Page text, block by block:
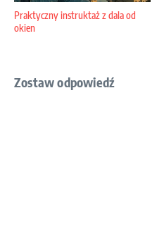
Praktyczny instruktaż z dala od
okien
Zostaw odpowiedź